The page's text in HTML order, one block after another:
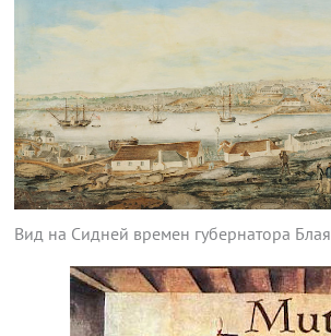
Вид на Сидней времен губернатора Блая